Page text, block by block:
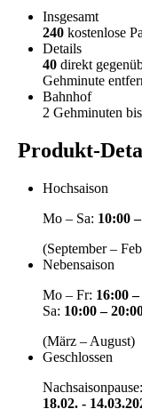
Insgesamt
240 kostenlose
Details
40 direkt
Gehminute
Bahnhof
2 Gehminuten
Produkt-
Hochsaison
Mo – Sa: 10:00
(September –
Nebensaison
Mo – Fr: 16:00
Sa: 10:00 –
(März – August)
Geschlossen
Nachsaisonpause:
18.02. -